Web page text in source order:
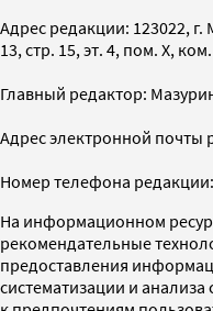
Адрес редакции: 123022, г.
13, стр. 15, эт. 4, пом. X, ком.
Главный редактор:
Адрес электронной почты
Номер телефона редакции:
На информационном
рекомендательные
предоставления
систематизации и